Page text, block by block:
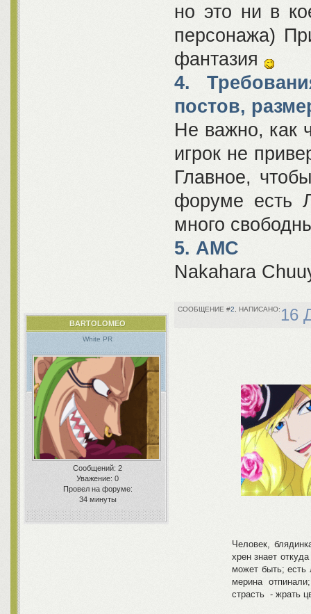
но это ни в
персонажа)
фантазия
4.
постов,
Не важно, как
игрок не
Главное,
форуме есть
много
5. АМС
Nakahara
2 16
BARTOLOMEO
White PR
Сообщений: 2
Уважение: 0
Провел на форуме:
34 минуты
Человек,
хрен знает
может быть; есть
мерина
страсть - жрать